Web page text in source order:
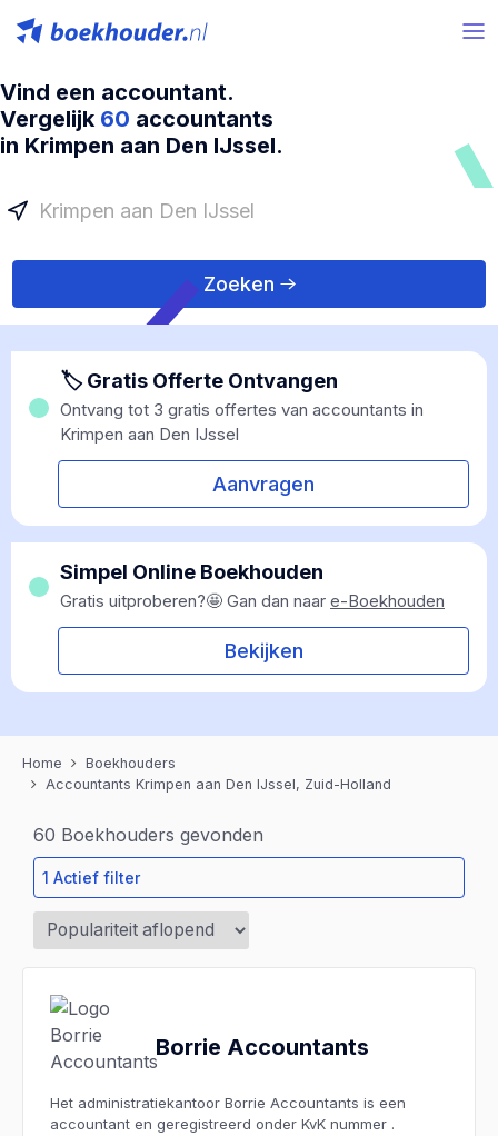
Vind een accountant.
Vergelijk 60 accountants
in Krimpen aan Den IJssel.
Zoeken
🏷 Gratis Offerte Ontvangen
Ontvang tot 3 gratis offertes van accountants in
Krimpen aan Den IJssel
Aanvragen
Simpel Online Boekhouden
Gratis uitproberen?🤩 Gan dan naar e-Boekhouden
Bekijken
Home
Boekhouders
Accountants Krimpen aan Den IJssel, Zuid-Holland
60 Boekhouders gevonden
1 Actief filter
Borrie Accountants
Het administratiekantoor Borrie Accountants is een
accountant en geregistreerd onder KvK nummer .